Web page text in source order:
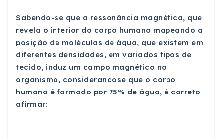
Sabendo-se que a ressonância magnética, que
revela o interior do corpo humano mapeando a
posição de moléculas de água, que existem em
diferentes densidades, em variados tipos de
tecido, induz um campo magnético no
organismo, considerandose que o corpo
humano é formado por 75% de água, é correto
afirmar: